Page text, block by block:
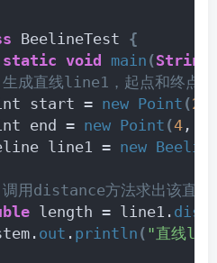
BeelineTest {
static void main (String
成直线line1，起点和终点分
start =
new Point (2
end =
new Point (4 ,
line1 =
new
用distance方法求出该直线
length = line1.
out . println ( "直线